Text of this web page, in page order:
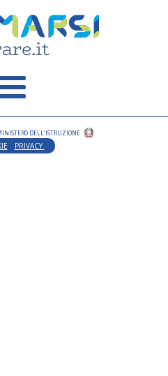
DELL'ISTRUZIONE
PRIVACY